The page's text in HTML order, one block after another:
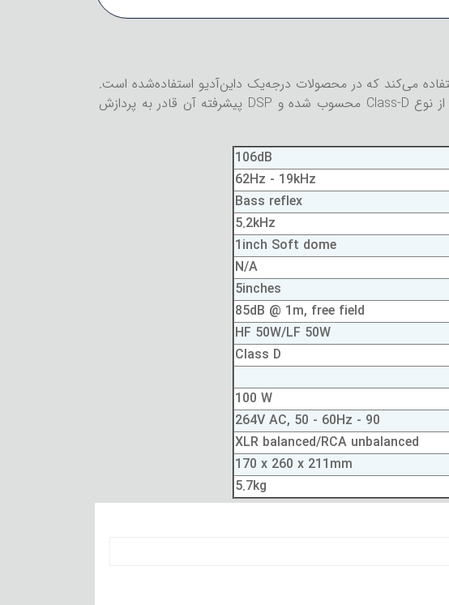
می‌کند که در محصولات درجه‌یک داین‌آدیو استفاده‌شده است.
ووفر دست‌ساز 5 سانتی‌متری MSP این اسپیکر از سیم‌پیچ آلومینیومی سبک استفاده می‌کند. این اسپیکر از نوع Class-D محسوب شده و DSP پیشرفته آن قادر به پردازش
106dB
62Hz - 19kHz
Bass reflex
5.2kHz
1inch Soft dome
N/A
5inches
85dB @ 1m, free field
HF 50W/LF 50W
Class D
100 W
90 - 264V AC, 50 - 60Hz
XLR balanced/RCA unbalanced
170 x 260 x 211mm
5.7kg